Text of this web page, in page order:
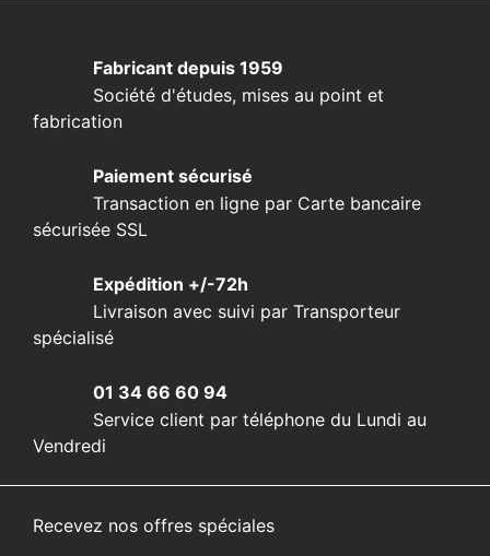
Fabricant depuis 1959
Société d'études, mises au point et
fabrication
Paiement sécurisé
Transaction en ligne par Carte bancaire
sécurisée SSL
Expédition +/-72h
Livraison avec suivi par Transporteur
spécialisé
01 34 66 60 94
Service client par téléphone du Lundi au
Vendredi
Recevez nos offres spéciales